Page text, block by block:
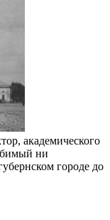
академического
ни
городе до